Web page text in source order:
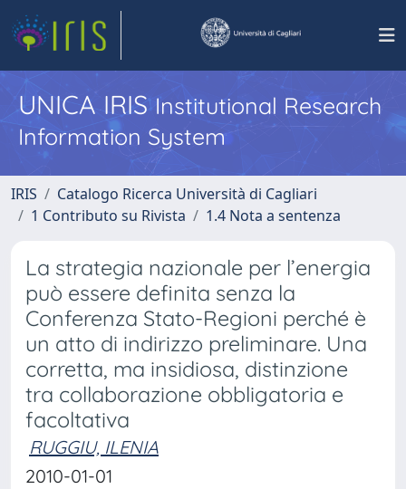
UNICA IRISInstitutional Research
Information System
IRIS
Catalogo Ricerca Università di Cagliari
1 Contributo su Rivista
1.4 Nota a sentenza
La strategia nazionale per l’energia
può essere definita senza la
Conferenza Stato-Regioni perché è
un atto di indirizzo preliminare. Una
corretta, ma insidiosa, distinzione
tra collaborazione obbligatoria e
facoltativa
RUGGIU, ILENIA
2010-01-01